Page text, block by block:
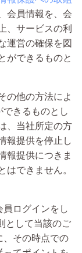
会員情報を、会
、サービスの利
運営の確保を図
ができるものと
の他の方法によ
できるものとし
、当社所定の方
報提供を停止し
報提供につきま
はできません。
ログインをし
として当該のご
、その時点での